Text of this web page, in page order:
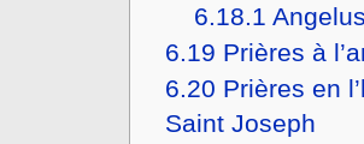
6.18.1
6.19 Prières à
6.20 Prières en
Saint Joseph